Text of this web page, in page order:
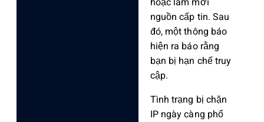
nguồn cấp tin. Sau
đó, một thông báo
hiện ra báo rằng
bạn bị hạn chế truy
cập.
Tình trạng bị chặn
IP ngày càng phổ